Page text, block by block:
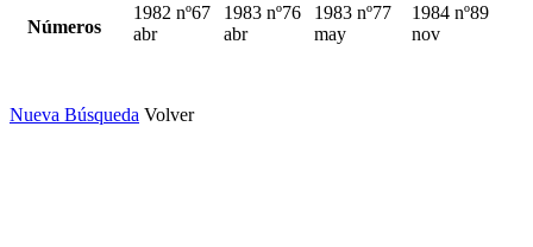
Números
1982 nº67
abr
1983 nº76
abr
1983 nº77
may
1984 nº89
nov
Nueva Búsqueda Volver